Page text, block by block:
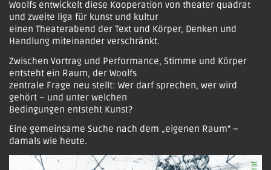
Woolfs entwickelt diese Kooperation von theater quadrat
und zweite liga für kunst und kultur
einen Theaterabend der Text und Körper, Denken und
Handlung miteinander verschränkt.
Zwischen Vortrag und Performance, Stimme und Körper
entsteht ein Raum, der Woolfs
zentrale Frage neu stellt: Wer darf sprechen, wer wird
gehört – und unter welchen
Bedingungen entsteht Kunst?
Eine gemeinsame Suche nach dem „eigenen Raum“ –
damals wie heute.